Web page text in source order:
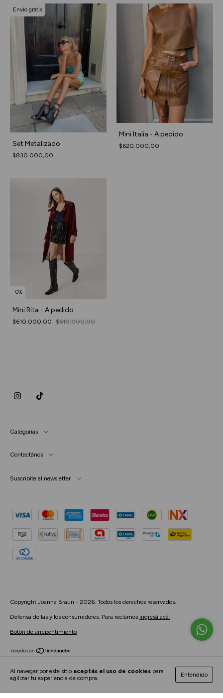
Al navegar por este sitio aceptás el uso de cookies para
agilizar tu experiencia de compra.
Entendido
Envío gratis
Set Metalizado
$830.000,00
Mini Italia - A pedido
$620.000,00
-0%
Mini Rita - A pedido
$610.000,00 $610.000,00
Categorías
Contactános
Suscribite al newsletter
Copyright Joanna Braun - 2026. Todos los derechos reservados.
Defensa de las y los consumidores. Para reclamos ingresá acá.
Botón de arrepentimiento